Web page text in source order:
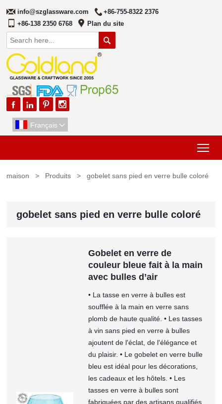
info@szglassware.com
+86-755-8322 2376
+86-138 2350 6768
Plan du site

   
Français 
maison > Produits > gobelet sans pied en verre bulle coloré
gobelet sans pied en verre bulle coloré
Gobelet en verre de
couleur bleue fait à la main
avec bulles d’air
• La tasse en verre à bulles est
soufflée à la main en verre sans
plomb de haute qualité. • Les tasses
à vin sans pied en verre à bulles
ajoutent de l'éclat, de l'élégance et
du plaisir. • Le gobelet en verre bulle
bleu est idéal pour les décorations,
les cadeaux et les hôtels. • Les
tasses en verre à bulles sont
fabriquées par des artisans qualifiés